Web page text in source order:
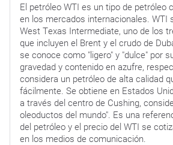
El petróleo WTI es un tipo de petróleo
en los mercados internacionales. WTI
West Texas Intermediate, uno de los
que incluyen el Brent y el crudo de
se conoce como "ligero" y "dulce" por
gravedad y contenido en azufre,
considera un petróleo de alta calidad
fácilmente. Se obtiene en Estados
a través del centro de Cushing,
oleoductos del mundo". Es una
del petróleo y el precio del WTI se
en los medios de comunicación.